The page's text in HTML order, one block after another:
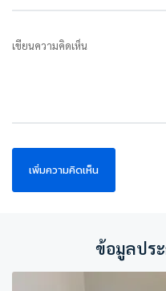
เขียนความคิดเห็น
ข้อมูลประ